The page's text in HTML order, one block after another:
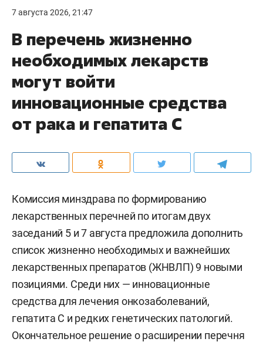
крупном размере). Молодому человеку грозит
доказана в суде.
Ранее стало известно, что в Татарстане
количество киберпреступлений
раза. Так, по данным МВД, за первые 6 месяцев
этого года зарегистрировано 8,4 тыс. IT-
было 14,8 тысячи. Снизилась и сумма ущерба —
почти на полмиллиарда: в прошлые 6 месяцев
2,5 млрд рублей, в первом полугодии 2026-го
ущерб составил 2,1 млрд рублей.
Комментарии 0
7 августа 2026, 21:47